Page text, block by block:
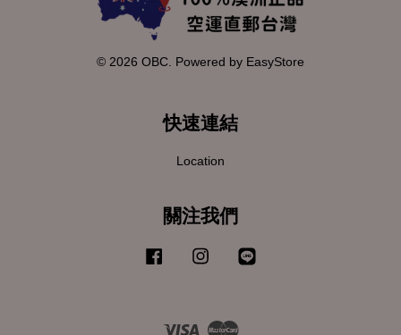
© 2026 OBC. Powered by EasyStore
快速連結
Location
關注我們
Facebook Instagram
Visa Master